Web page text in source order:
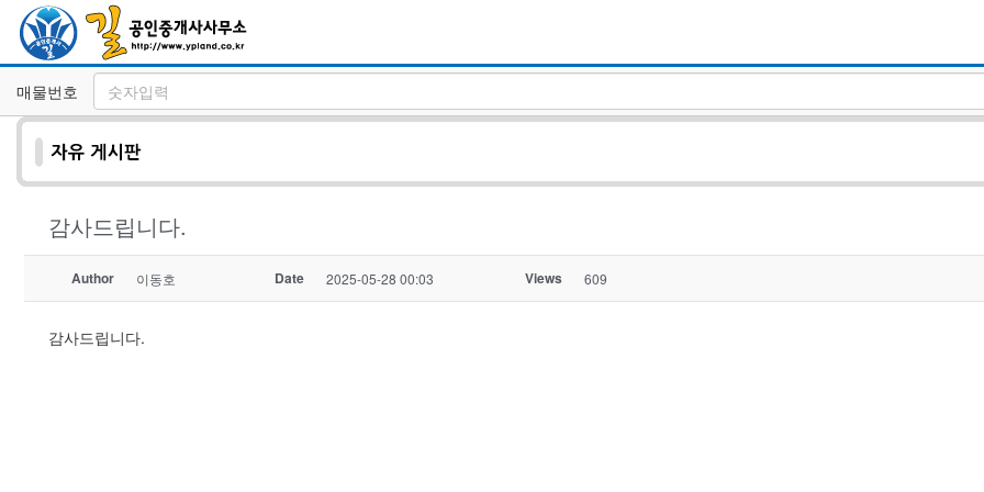
매물번호
감사드립니다.
Author 이동호 Date 2025-05-28 00:03 Views 609
감사드립니다.